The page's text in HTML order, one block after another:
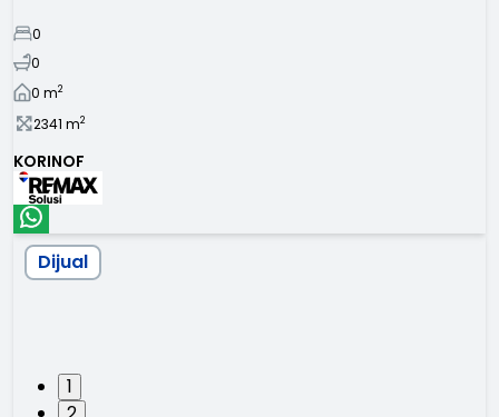
0
0
0 m2
2341 m2
KORINOF
1
Dijual